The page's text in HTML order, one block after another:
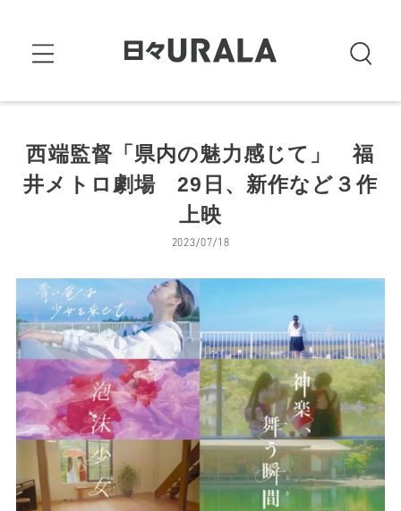
西端監督「県内の魅力感じて」 福
井メトロ劇場 29日、新作など３作
上映
2023/07/18